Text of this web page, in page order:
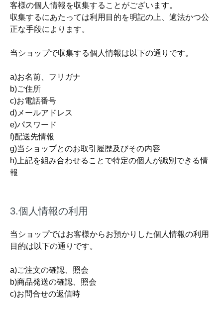
客様の個人情報を収集することがございます。
収集するにあたっては利用目的を明記の上、適法かつ公
正な手段によります。
当ショップで収集する個人情報は以下の通りです。
a)お名前、フリガナ
b)ご住所
c)お電話番号
d)メールアドレス
e)パスワード
f)配送先情報
g)当ショップとのお取引履歴及びその内容
h)上記を組み合わせることで特定の個人が識別できる情
報
3.個人情報の利用
当ショップではお客様からお預かりした個人情報の利用
目的は以下の通りです。
a)ご注文の確認、照会
b)商品発送の確認、照会
c)お問合せの返信時